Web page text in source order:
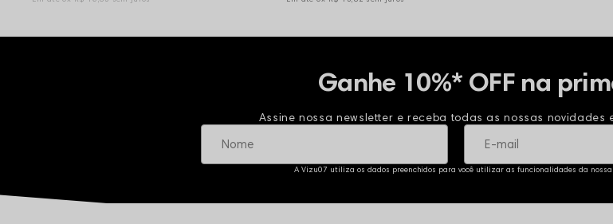
Ganhe 10%* OFF na
Assine nossa newsletter e receba todas as nossas
A Vizu07 utiliza os dados preenchidos para você utilizar as funcionalidades da nossa